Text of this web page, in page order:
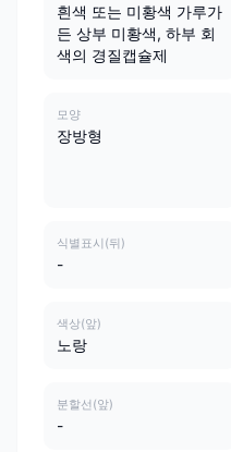
흰색 또는 미황색 가루가
든 상부 미황색, 하부 회
색의 경질캡슐제
모양
장방형
식별표시(뒤)
-
색상(앞)
노랑
분할선(앞)
-